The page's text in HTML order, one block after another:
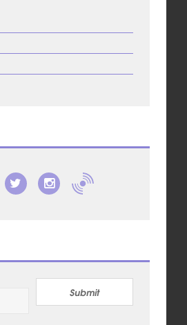
Submit